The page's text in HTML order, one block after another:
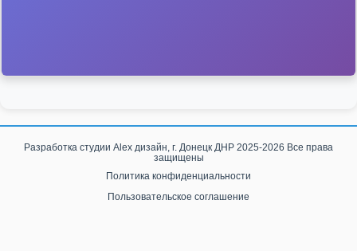
Разработка студии Alex дизайн, г. Донецк ДНР 2025-2026 Все права
защищены
Политика конфиденциальности
Пользовательское соглашение